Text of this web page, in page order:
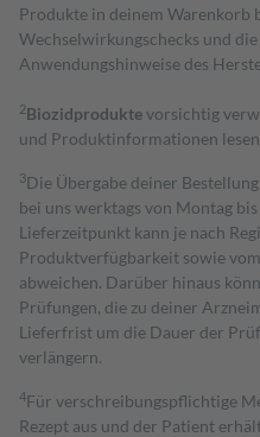
Produkte in deinem
Wechselwirkungschecks und
Anwendungshinweise des
2Biozidproduktevorsichtig
und Produktinformationen
3Die Übergabe deiner
bei uns werktags von Montag
Lieferzeitpunkt kann je nach
Produktverfügbarkeit sowie
abweichen. Darüber hinaus
Prüfungen, die zu deiner
Lieferfrist um die Dauer der
verlängern.
4Für verschreibungspflichtige
Rezept aus und der Patient